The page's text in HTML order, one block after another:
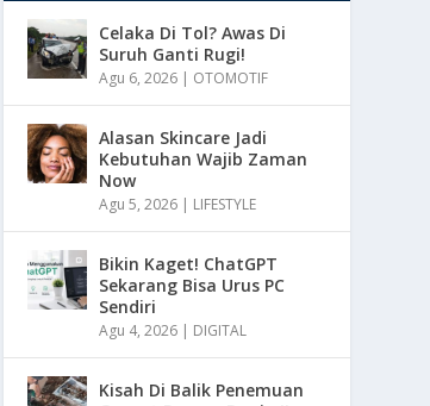
Celaka Di Tol? Awas Di
Suruh Ganti Rugi!
Agu 6, 2026 | OTOMOTIF
Alasan Skincare Jadi
Kebutuhan Wajib Zaman
Now
Agu 5, 2026 | LIFESTYLE
Bikin Kaget! ChatGPT
Sekarang Bisa Urus PC
Sendiri
Agu 4, 2026 | DIGITAL
Kisah Di Balik Penemuan